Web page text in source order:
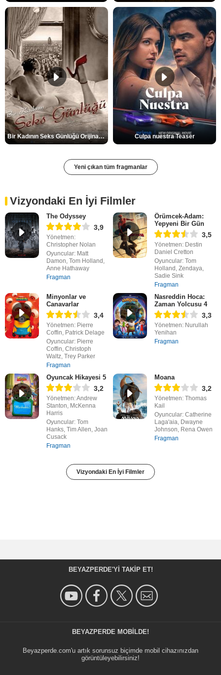
Bir Kadının Seks Günlüğü Orijinal Fragman Culpa nuestra Teaser
Yeni çıkan tüm fragmanlar
Vizyondaki En İyi Filmler
The Odyssey
3,9
Yönetmen:
Christopher Nolan
Oyuncular: Matt
Damon, Tom Holland,
Anne Hathaway
Fragman
Örümcek-Adam:
Yepyeni Bir Gün
3,5
Yönetmen: Destin
Daniel Cretton
Oyuncular: Tom
Holland, Zendaya,
Sadie Sink
Fragman
Minyonlar ve
Canavarlar
3,4
Yönetmen: Pierre
Coffin, Patrick Delage
Oyuncular: Pierre
Coffin, Christoph
Waltz, Trey Parker
Fragman
Nasreddin Hoca:
Zaman Yolcusu 4
3,3
Yönetmen: Nurullah
Yenihan
Fragman
Oyuncak Hikayesi 5
3,2
Yönetmen: Andrew
Stanton, McKenna
Harris
Oyuncular: Tom
Hanks, Tim Allen, Joan
Cusack
Fragman
Moana
3,2
Yönetmen: Thomas
Kail
Oyuncular: Catherine
Laga'aia, Dwayne
Johnson, Rena Owen
Fragman
Vizyondaki En İyi Filmler
BEYAZPERDE'YI TAKIP ET!
BEYAZPERDE MOBILDE!
Beyazperde.com'u artık sorunsuz biçimde mobil cihazınızdan
görüntüleyebilirsiniz!